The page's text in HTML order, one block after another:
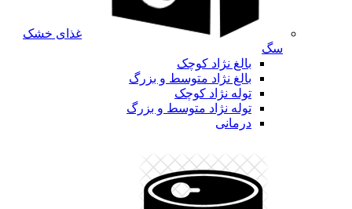
غذای خشک
سگ
بالغ نژاد کوچک
بالغ نژاد متوسط و بزرگ
توله نژاد کوچک
توله نژاد متوسط و بزرگ
درمانی